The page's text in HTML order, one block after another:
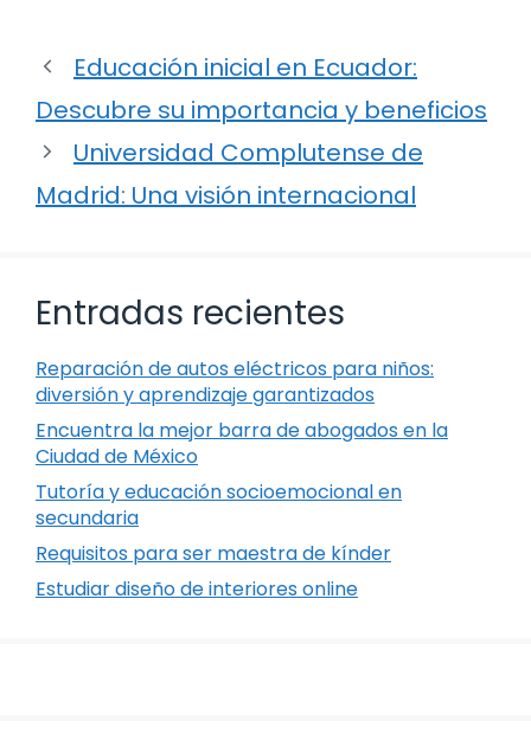
Educación inicial en Ecuador:
Descubre su importancia y beneficios
Universidad Complutense de
Madrid: Una visión internacional
Entradas recientes
Reparación de autos eléctricos para niños:
diversión y aprendizaje garantizados
Encuentra la mejor barra de abogados en la
Ciudad de México
Tutoría y educación socioemocional en
secundaria
Requisitos para ser maestra de kínder
Estudiar diseño de interiores online